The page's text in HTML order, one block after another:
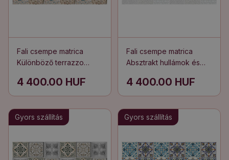
Fali csempe matrica
Különböző terrazzo
4 400.00 HUF
Fali csempe matrica
Absztrakt hullámok és
4 400.00 HUF
Gyors szállítás Gyors szállítás